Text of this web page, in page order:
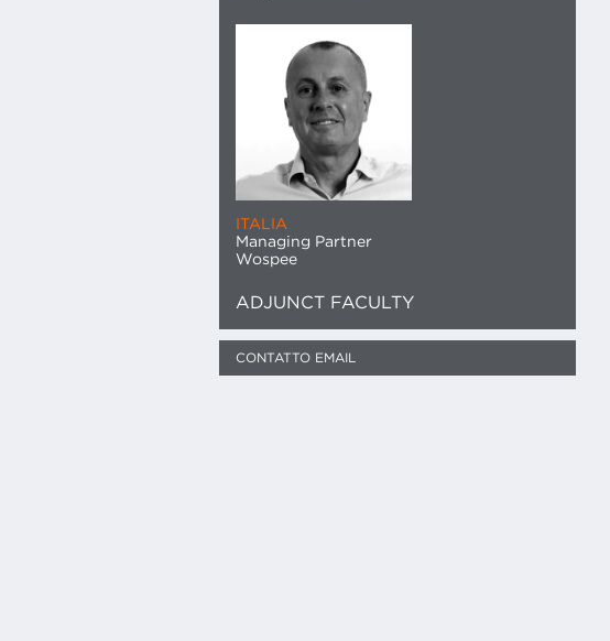
ITALIA
Managing Partner
Wospee
ADJUNCT FACULTY
CONTATTO EMAIL